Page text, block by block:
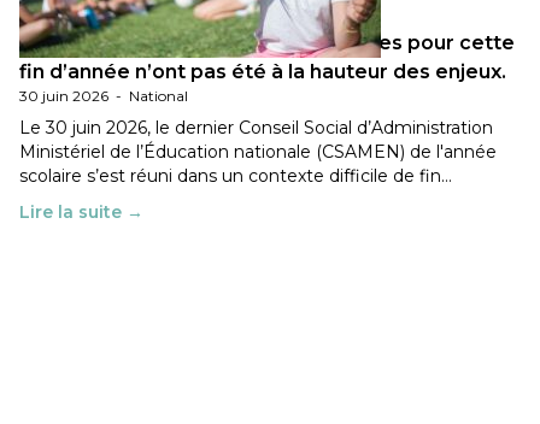
Les décisions ministérielles attendues pour cette
fin d’année n’ont pas été à la hauteur des enjeux.
30 juin 2026 - National
Le 30 juin 2026, le dernier Conseil Social d’Administration
Ministériel de l’Éducation nationale (CSAMEN) de l'année
scolaire s’est réuni dans un contexte difficile de fin…
Lire la suite →